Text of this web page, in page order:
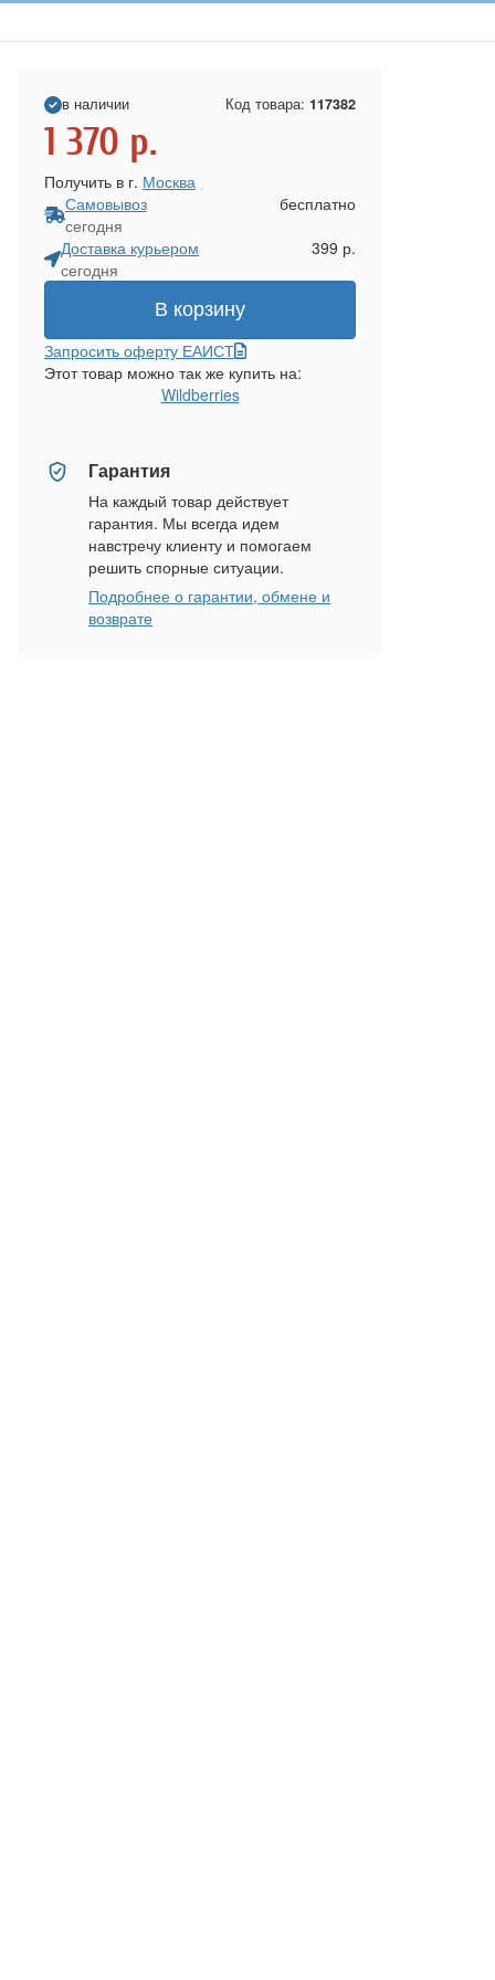
в наличии Код товара: 117382
1 370 р.
Получить в г. Москва
Самовывоз
сегодня
бесплатно
Доставка курьером
сегодня
399 р.
В корзину
Запросить оферту ЕАИСТ
Этот товар можно так же купить на:
Wildberries
Гарантия
На каждый товар действует
гарантия. Мы всегда идем
навстречу клиенту и помогаем
решить спорные ситуации.
Подробнее о гарантии, обмене и
возврате